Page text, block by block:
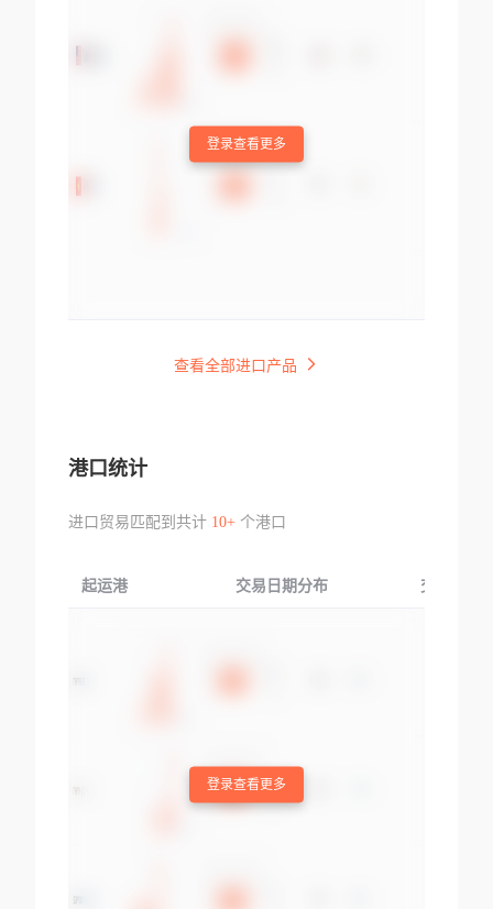
登录查看更多
查看全部进口产品
港口统计
进口贸易匹配到共计 10+个港口
起运港 交易日期分布 交易产品
登录查看更多